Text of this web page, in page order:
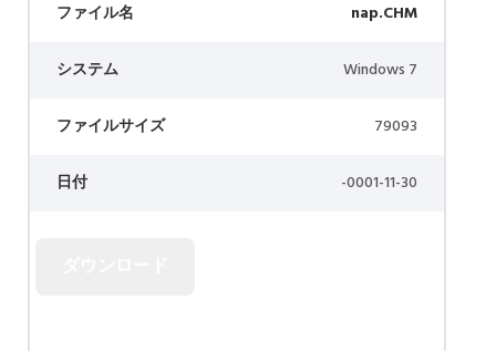
ファイル名 nap.CHM
システム Windows 7
ファイルサイズ 79093
日付 -0001-11-30